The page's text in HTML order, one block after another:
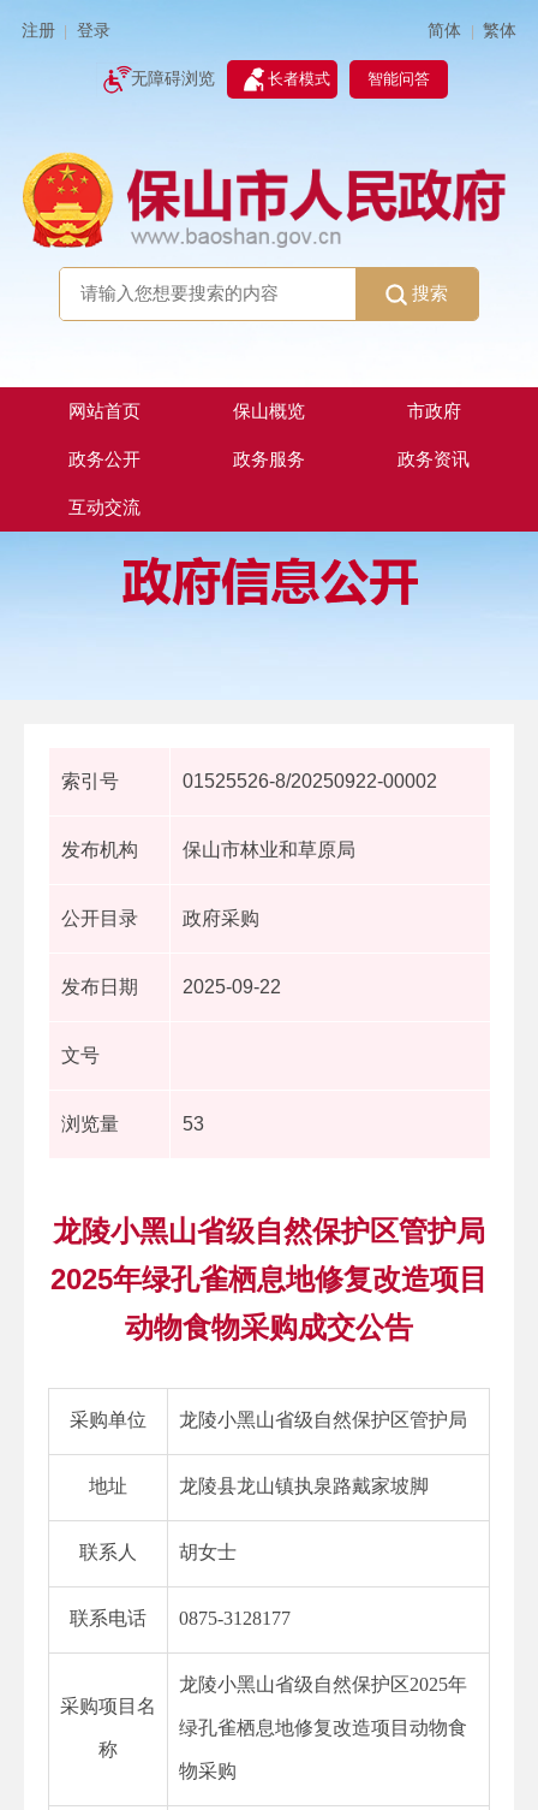
注册 登录 简体 | 繁体
无障碍浏览 长者模式 智能问答
搜索
网站首页 保山概览 市政府
政务公开 政务服务 政务资讯
互动交流
索引号 01525526-8/20250922-00002
发布机构 保山市林业和草原局
公开目录 政府采购
发布日期 2025-09-22
文号
浏览量 53
龙陵小黑山省级自然保护区管护局
2025年绿孔雀栖息地修复改造项目
动物食物采购成交公告
采购单位 龙陵小黑山省级自然保护区管护局
地址 龙陵县龙山镇执泉路戴家坡脚
联系人 胡女士
联系电话 0875-3128177
采购项目名
称
龙陵小黑山省级自然保护区2025年
绿孔雀栖息地修复改造项目动物食
物采购